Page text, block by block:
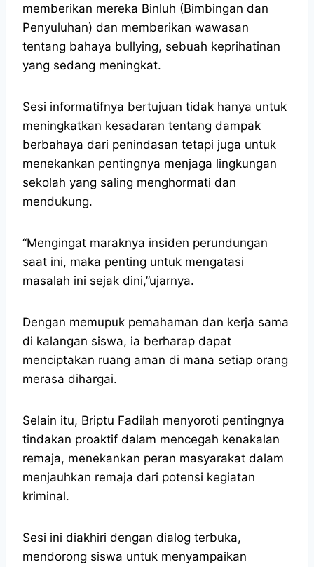
memberikan mereka Binluh (Bimbingan dan
Penyuluhan) dan memberikan wawasan
tentang bahaya bullying, sebuah keprihatinan
yang sedang meningkat.
Sesi informatifnya bertujuan tidak hanya untuk
meningkatkan kesadaran tentang dampak
berbahaya dari penindasan tetapi juga untuk
menekankan pentingnya menjaga lingkungan
sekolah yang saling menghormati dan
mendukung.
“Mengingat maraknya insiden perundungan
saat ini, maka penting untuk mengatasi
masalah ini sejak dini,”ujarnya.
Dengan memupuk pemahaman dan kerja sama
di kalangan siswa, ia berharap dapat
menciptakan ruang aman di mana setiap orang
merasa dihargai.
Selain itu, Briptu Fadilah menyoroti pentingnya
tindakan proaktif dalam mencegah kenakalan
remaja, menekankan peran masyarakat dalam
menjauhkan remaja dari potensi kegiatan
kriminal.
Sesi ini diakhiri dengan dialog terbuka,
mendorong siswa untuk menyampaikan